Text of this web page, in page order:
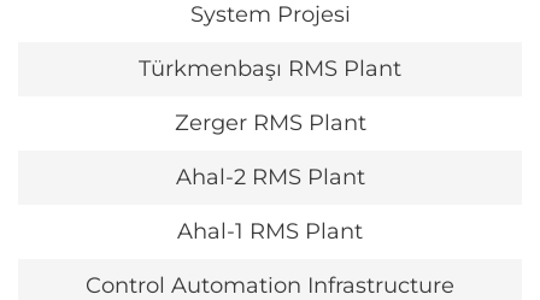
System Projesi
Türkmenbaşı RMS Plant
Zerger RMS Plant
Ahal-2 RMS Plant
Ahal-1 RMS Plant
Control Automation Infrastructure